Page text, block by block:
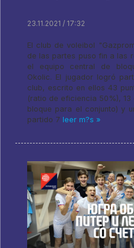
23.11.2021 / 17:32
El club de voleibol
de las partes puso fin a las
el equipo central de
Okolic. El jugador logró
club, escrito en ellos 43
(ratio de eficiencia 50%),
bloque para el conjunto) y
partido 7 leer m?s »